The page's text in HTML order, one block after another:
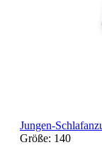
Jungen-
Größe: 140